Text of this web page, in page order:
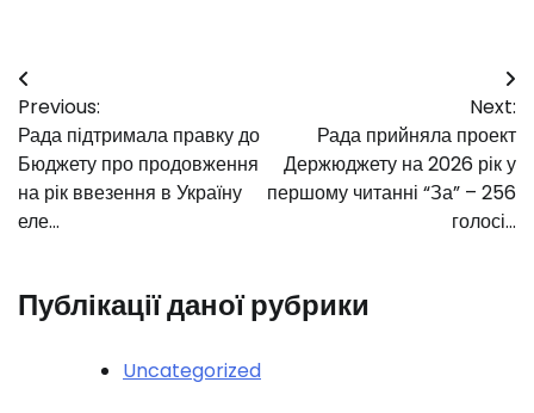
Навігація
записів
Previous:
️Рада підтримала правку до
Бюджету про продовження
на рік ввезення в Україну
еле…
Next:
️Рада прийняла проект
Держюджету на 2026 рік у
першому читанні “За” – 256
голосі…
Публікації даної рубрики
Uncategorized